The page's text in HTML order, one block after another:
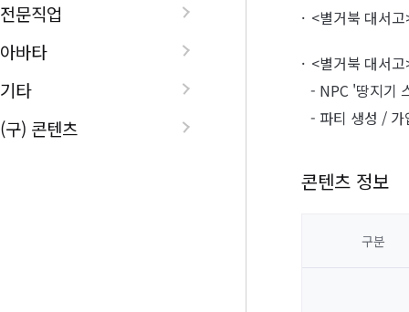
전문직업
아바타
기타
(구) 콘텐츠
<별거북 대서
<별거북 대서
- NPC '땅지기
- 파티 생성 / 가
콘텐츠 정보
구분